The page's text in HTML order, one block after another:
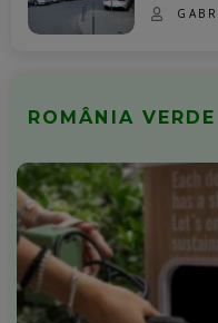
ROMÂNIA VERDE